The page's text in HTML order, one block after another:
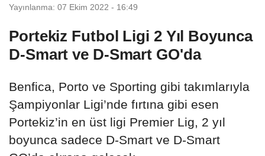
Yayınlanma: 07 Ekim 2022 - 16:49
Portekiz Futbol Ligi 2 Yıl Boyunca
D-Smart ve D-Smart GO'da
Benfica, Porto ve Sporting gibi takımlarıyla
Şampiyonlar Ligi’nde fırtına gibi esen
Portekiz’in en üst ligi Premier Lig, 2 yıl
boyunca sadece D-Smart ve D-Smart